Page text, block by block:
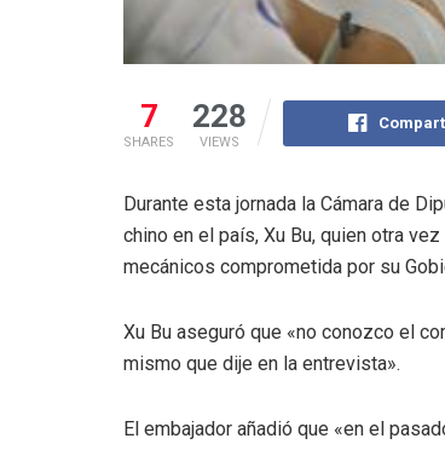
7
SHARES
228
VIEWS
Durante esta jornada la Cámara de
chino en el país, Xu Bu, quien otra
mecánicos comprometida por su
Xu Bu aseguró que «no conozco el
mismo que dije en la entrevista».
El embajador añadió que «en el